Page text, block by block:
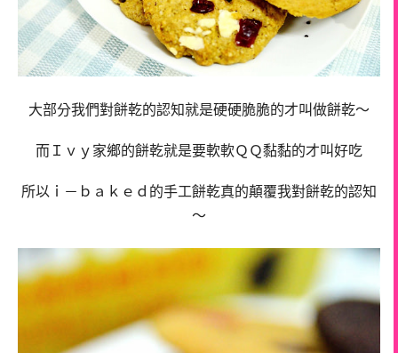
大部分我們對餅乾的認知就是硬硬脆脆的才叫做餅乾～
而Ｉｖｙ家鄉的餅乾就是要軟軟ＱＱ黏黏的才叫好吃
所以ｉ－ｂａｋｅｄ的手工餅乾真的顛覆我對餅乾的認知
～